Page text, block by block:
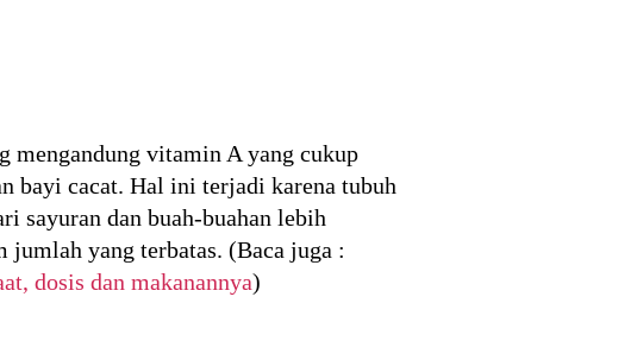
mengandung vitamin A yang cukup
bayi cacat. Hal ini terjadi karena tubuh
sayuran dan buah-buahan lebih
yang terbatas. (Baca juga :
dosis dan makanannya)